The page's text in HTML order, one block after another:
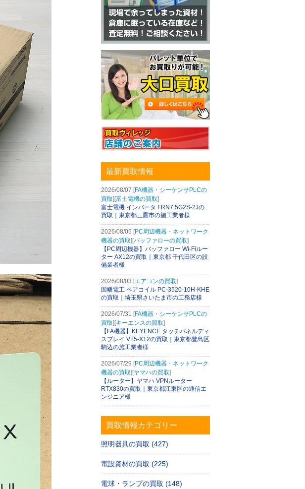
最新買取情報
2026/08/07 [FA機器・シーケンサPLCの
買取][富士電機の買取]
富士電機 インバータ FRN7.5G2S-2Jの
買取｜東京都三鷹市の施工業者様
2026/08/05 [PC周辺機器・ネットワーク
機器の買取][バッファローの買取]
【PC周辺機器】バッファロー Wi-Fiルー
ター AX12の買取｜東京都 千代田区の設
備業者様
2026/08/03 [エアコンの買取]
因幡電工 ペアコイル PC-3520-10H-KHE
の買取｜埼玉県さいたま市の工務店様
2026/07/31 [FA機器・シーケンサPLCの
買取][キーエンスの買取]
【FA機器】KEYENCE タッチパネルディ
スプレイ VT5-X12の買取｜東京都豊島区
駒込の施工業者様
2026/07/29 [PC周辺機器・ネットワーク
機器の買取][ヤマハの買取]
【ルーター】ヤマハ VPNルーター
RTX830の買取｜東京都江東区の通信エ
ンジニア様
買取情報カテゴリー
照明器具の買取 (427)
電設資材の買取 (225)
電球・ランプの買取 (148)